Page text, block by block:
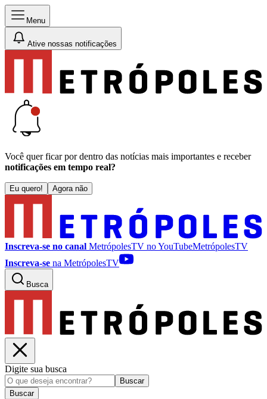
Menu
Ative nossas notificações
Você quer ficar por dentro das notícias mais importantes e receber
notificações em tempo real?
Eu quero! Agora não
Inscreva-se no canal MetrópolesTV noYouTubeMetrópolesTV
Inscreva-se na MetrópolesTV
Busca
Digite sua busca
Buscar
Buscar